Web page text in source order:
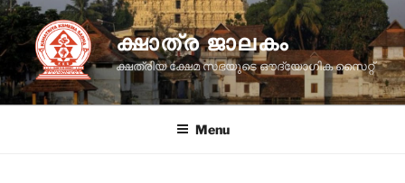
Skip
to
content
ക്ഷാത്ര ജാലകം
ക്ഷത്രിയ ക്ഷേമ സഭയുടെ ഔദ്യോഗിക സൈറ്റ്
Menu